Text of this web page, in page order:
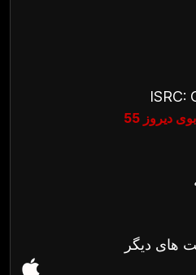
ISRC:
بوی دیروز 55
های دیگر